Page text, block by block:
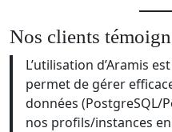
Nos clients
L’utilisation d’Aramis
permet de gérer
données (PostgreSQL/
nos profils/instances